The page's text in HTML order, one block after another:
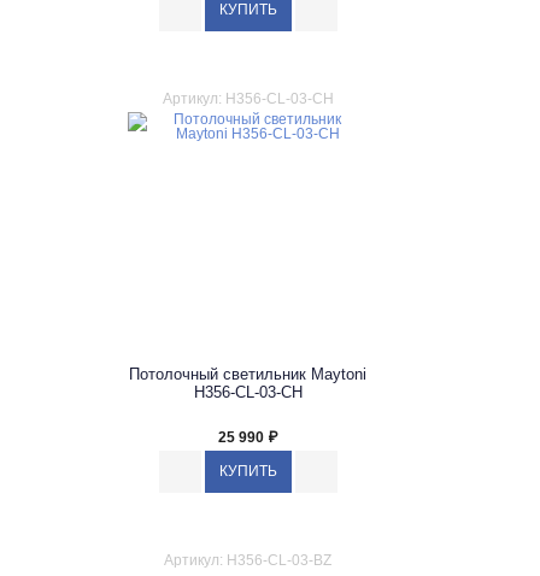
Артикул: H356-CL-03-CH
Потолочный светильник Maytoni
H356-CL-03-CH
25 990 ₽
Артикул: H356-CL-03-BZ